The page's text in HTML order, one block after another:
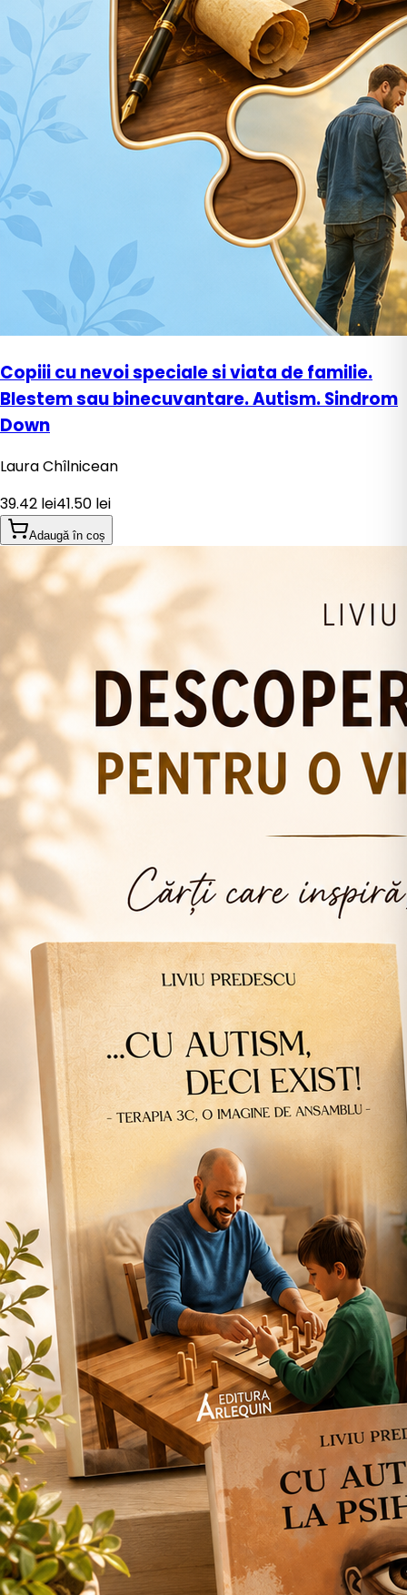
Copiii cu nevoi speciale si viata de familie.
Blestem sau binecuvantare. Autism. Sindrom
Down
Laura Chîlnicean
39.42 lei41.50 lei
Adaugă în coș